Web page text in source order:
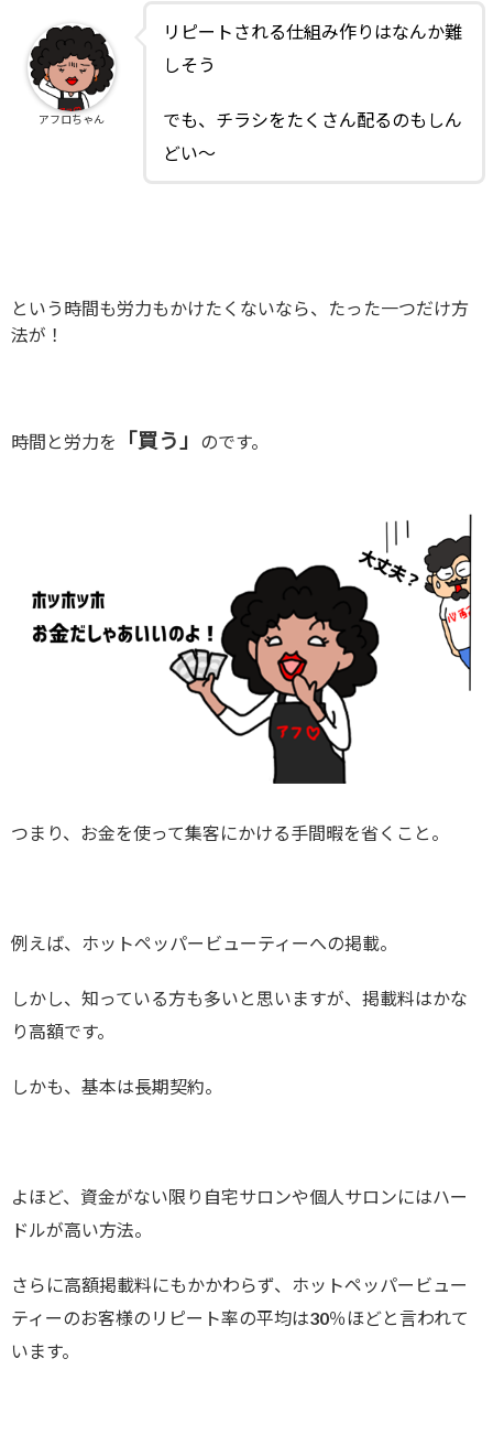
リピートされる仕組み作りはなんか難
しそう
でも、チラシをたくさん配るのもしん
どい～
アフロちゃん
という時間も労力もかけたくないなら、たった一つだけ方
法が！
時間と労力を 「買う」 のです。
つまり、お金を使って集客にかける手間暇を省くこと。
例えば、ホットペッパービューティーへの掲載。
しかし、知っている方も多いと思いますが、掲載料はかな
り高額です。
しかも、基本は長期契約。
よほど、資金がない限り自宅サロンや個人サロンにはハー
ドルが高い方法。
さらに高額掲載料にもかかわらず、ホットペッパービュー
ティーのお客様のリピート率の平均は30％ほどと言われて
います。